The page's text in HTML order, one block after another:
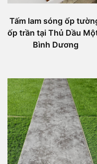
Tấm lam sóng ốp
ốp trần tại Thủ Dầu
Bình Dương